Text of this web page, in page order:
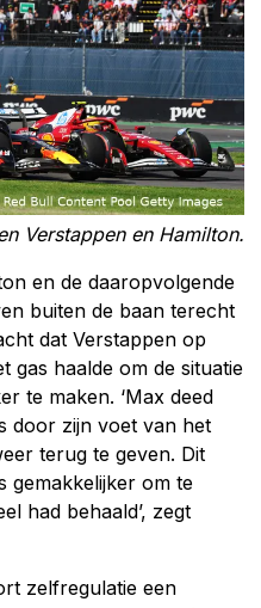
Verstappen en Hamilton.
en de daaropvolgende
buiten de baan terecht
dat Verstappen op
gas haalde om de situatie
te maken. ‘Max deed
door zijn voet van het
terug te geven. Dit
gemakkelijker om te
had behaald’, zegt
zelfregulatie een